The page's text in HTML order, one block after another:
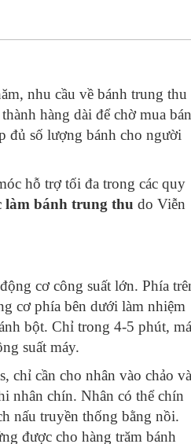
nhu cầu về bánh trung thu
hàng dài để chờ mua
đủ số lượng bánh cho người
hỗ trợ tối đa trong các quy
làm bánh trung thu do Viễn
cơ công suất lớn. Phía
cơ phía bên dưới làm nhiệm
bột. Chỉ trong 4-5 phút,
suất máy.
chỉ cần cho nhân vào chảo và
nhân chín. Nhân có thể chín
nấu truyền thống bằng nồi.
được cho hàng trăm bánh